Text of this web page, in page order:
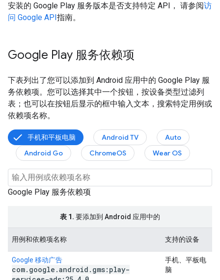
安装的 Google Play 服务版本是否支持特定 API， 请参阅访
问 Google API指南。
Google Play 服务依赖项
下表列出了您可以添加到 Android 应用中的 Google Play 服
务依赖项。您可以选择其中一个按钮，按设备类型过滤列
表；也可以在按钮后显示的框中输入文本，搜索特定用例或
依赖项名称。
手机和平板电脑 Android TV
Auto
Android Go
ChromeOS Wear OS
Google Play 服务依赖项
表 1. 要添加到 Android 应用中的
用例和依赖项名称 支持的设备
Google 移动广告
com. google .android . gms:play-
手机、平板电
脑